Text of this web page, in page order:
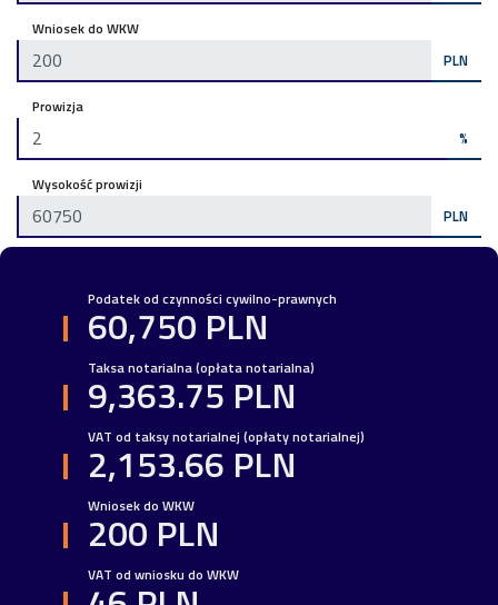
Wniosek do WKW
PLN
Prowizja
%
Wysokość prowizji
PLN
Podatek od czynności cywilno-prawnych
60,750 PLN
Taksa notarialna (opłata notarialna)
9,363.75 PLN
VAT od taksy notarialnej (opłaty notarialnej)
2,153.66 PLN
Wniosek do WKW
200 PLN
VAT od wniosku do WKW